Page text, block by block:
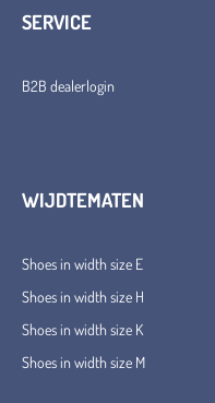
SERVICE
B2B dealerlogin
WIJDTEMATEN
Shoes in width size E
Shoes in width size H
Shoes in width size K
Shoes in width size M